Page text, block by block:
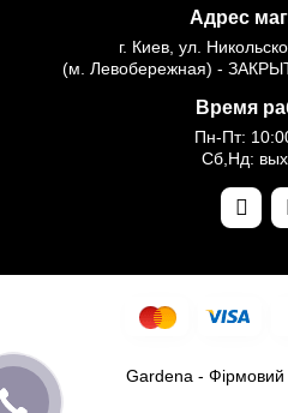
Адрес
г. Киев, ул.
(м. Левобережная) -
Время
Пн-Пт:
Сб,Нд:
Gardena -